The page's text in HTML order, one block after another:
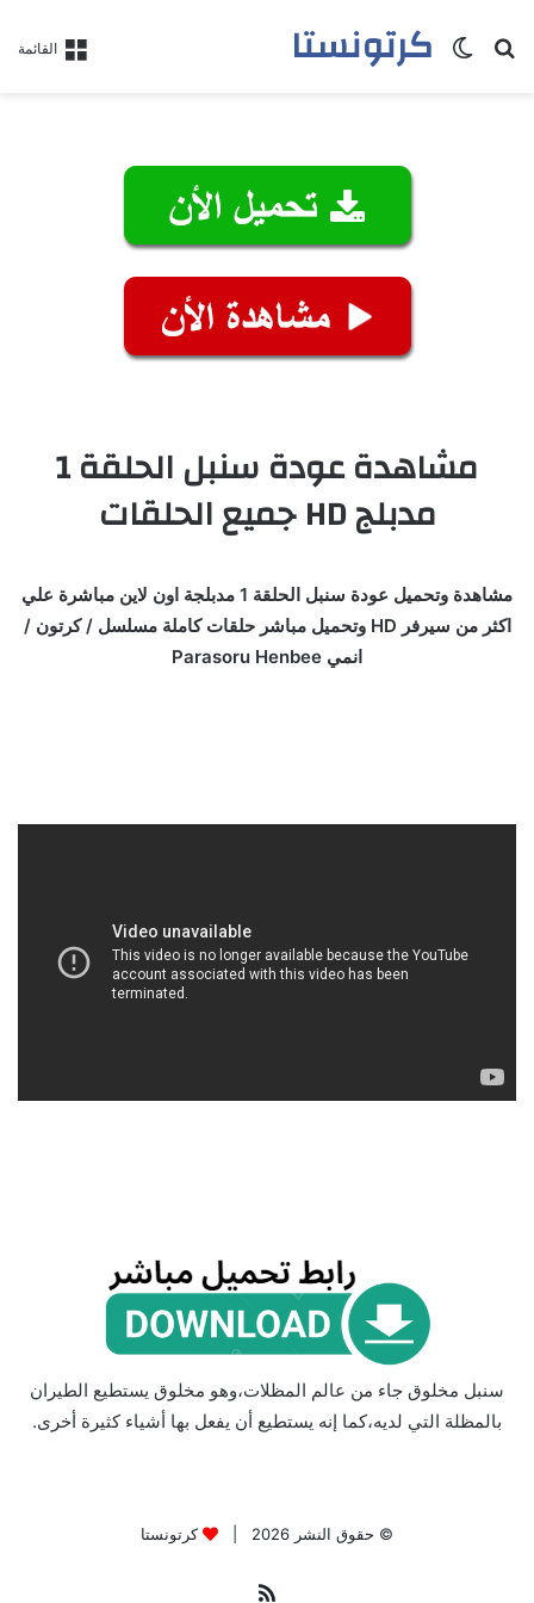
القائمة كرتونستابحث عنالوضع المظلم
مشاهدة عودة سنبل الحلقة 1
مدبلج HD جميع الحلقات
مشاهدة وتحميل عودة سنبل الحلقة 1 مدبلجة اون لاين مباشرة علي
اكثر من سيرفر HD وتحميل مباشر حلقات كاملة مسلسل / كرتون /
انمي Parasoru Henbee
سنبل مخلوق جاء من عالم المظلات،وهو مخلوق يستطيع الطيران
بالمظلة التي لديه،كما إنه يستطيع أن يفعل بها أشياء كثيرة أخرى.
© حقوق النشر 2026 | كرتونستا
ملخص